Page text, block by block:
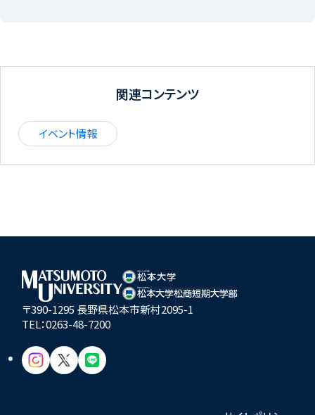
関連コンテンツ
イベント情報
〒390-1295 長野県松本市新村2095-1
TEL：0263-48-7200